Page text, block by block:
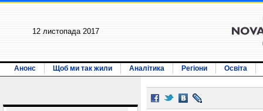
12 листопада 2017
Анонс Щоб ми так жили Аналітика Регіони Освіта